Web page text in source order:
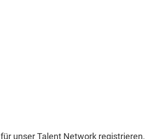
für unser Talent Network registrieren.